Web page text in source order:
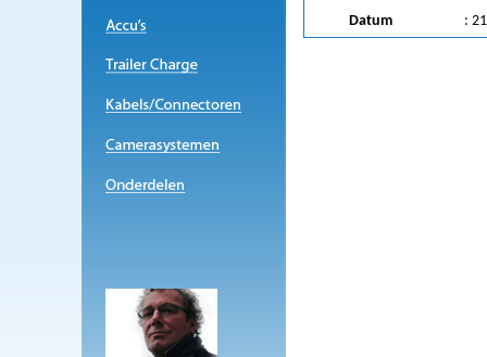
Datum
: